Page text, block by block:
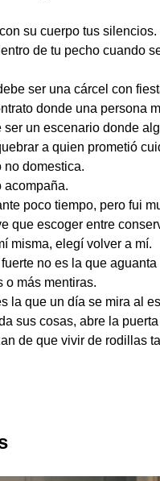
su cuerpo tus silencios.
de tu pecho cuando
ser una cárcel con
donde una persona
ser un escenario donde
a quien prometió
no domestica.
acompaña.
poco tiempo, pero fui
que escoger entre
misma, elegí volver a mí.
no es la que
o más mentiras.
la que un día se mira al
sus cosas, abre la
de que vivir de rodillas